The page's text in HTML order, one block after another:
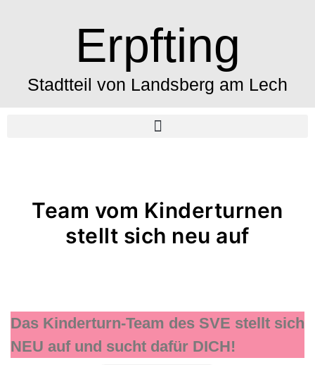
Erpfting
Stadtteil von Landsberg am Lech
Team vom Kinderturnen
stellt sich neu auf
Das Kinderturn-Team des SVE stellt sich
NEU auf und sucht dafür DICH!